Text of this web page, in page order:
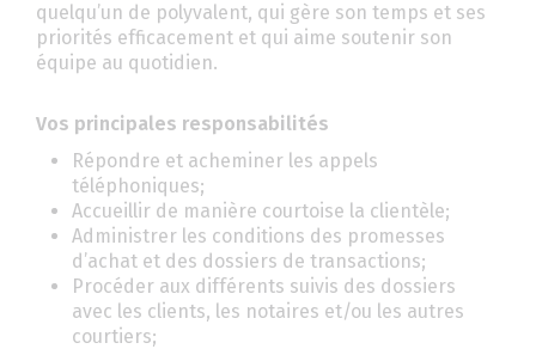
quelqu’un de polyvalent, qui gère son temps et ses
priorités efficacement et qui aime soutenir son
équipe au quotidien.
Vos principales responsabilités
Répondre et acheminer les appels
téléphoniques;
Accueillir de manière courtoise la clientèle;
Administrer les conditions des promesses
d’achat et des dossiers de transactions;
Procéder aux différents suivis des dossiers
avec les clients, les notaires et/ou les autres
courtiers;